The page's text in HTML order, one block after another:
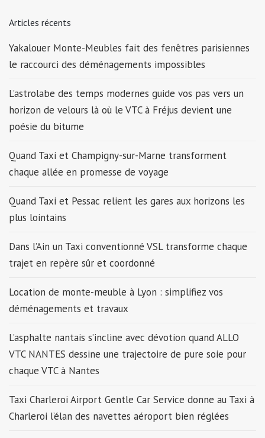
Articles récents
Yakalouer Monte-Meubles fait des fenêtres parisiennes
le raccourci des déménagements impossibles
L’astrolabe des temps modernes guide vos pas vers un
horizon de velours là où le VTC à Fréjus devient une
poésie du bitume
Quand Taxi et Champigny-sur-Marne transforment
chaque allée en promesse de voyage
Quand Taxi et Pessac relient les gares aux horizons les
plus lointains
Dans l’Ain un Taxi conventionné VSL transforme chaque
trajet en repère sûr et coordonné
Location de monte-meuble à Lyon : simplifiez vos
déménagements et travaux
L’asphalte nantais s’incline avec dévotion quand ALLO
VTC NANTES dessine une trajectoire de pure soie pour
chaque VTC à Nantes
Taxi Charleroi Airport Gentle Car Service donne au Taxi à
Charleroi l’élan des navettes aéroport bien réglées